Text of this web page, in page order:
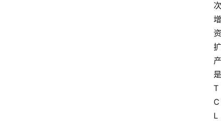
次
增
资
扩
产
是
T
C
L